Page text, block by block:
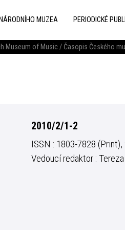
MUZEA PERIODICKÉ
Museum of Music / Časopis Českého
2010/2/1-2
ISSN : 1803-7828
Vedoucí redaktor :